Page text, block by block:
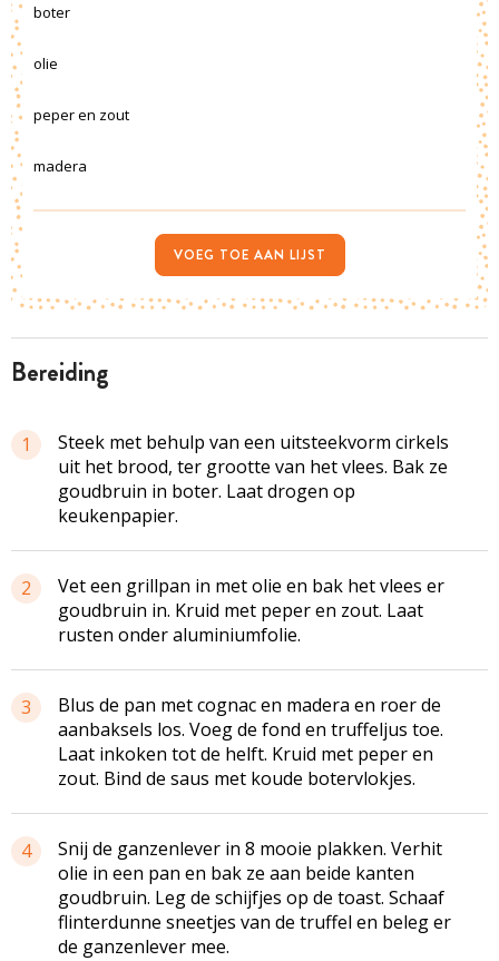
bereiding
1
Steek met behulp van een uitsteekvorm cirkels
uit het brood, ter grootte van het vlees. Bak ze
goudbruin in boter. Laat drogen op
keukenpapier.
2
Vet een grillpan in met olie en bak het vlees er
goudbruin in. Kruid met peper en zout. Laat
rusten onder aluminiumfolie.
3
Blus de pan met cognac en madera en roer de
aanbaksels los. Voeg de fond en truffeljus toe.
Laat inkoken tot de helft. Kruid met peper en
zout. Bind de saus met koude botervlokjes.
4
Snij de ganzenlever in 8 mooie plakken. Verhit
olie in een pan en bak ze aan beide kanten
goudbruin. Leg de schijfjes op de toast. Schaaf
flinterdunne sneetjes van de truffel en beleg er
de ganzenlever mee.
boter
olie
peper en zout
madera
VOEG TOE AAN LIJST